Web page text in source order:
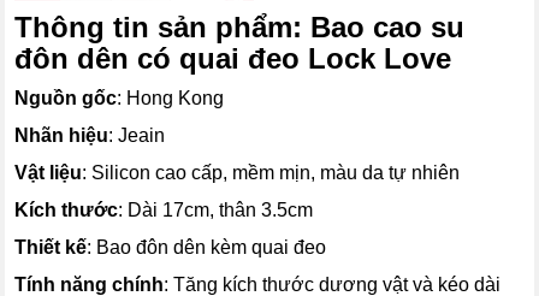
Thông tin sản phẩm: Bao cao su
đôn dên có quai đeo Lock Love
Nguồn gốc: Hong Kong
Nhãn hiệu: Jeain
Vật liệu: Silicon cao cấp, mềm mịn, màu da tự nhiên
Kích thước: Dài 17cm, thân 3.5cm
Thiết kế: Bao đôn dên kèm quai đeo
Tính năng chính: Tăng kích thước dương vật và kéo dài